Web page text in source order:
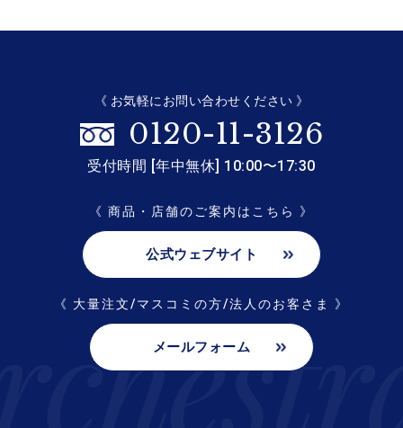
《 お気軽にお問い合わせください 》
0120-11-3126
受付時間 [年中無休] 10:00〜17:30
《 商品・店舗のご案内はこちら 》
公式ウェブサイト
《 大量注文/マスコミの方/法人のお客さま 》
メールフォーム